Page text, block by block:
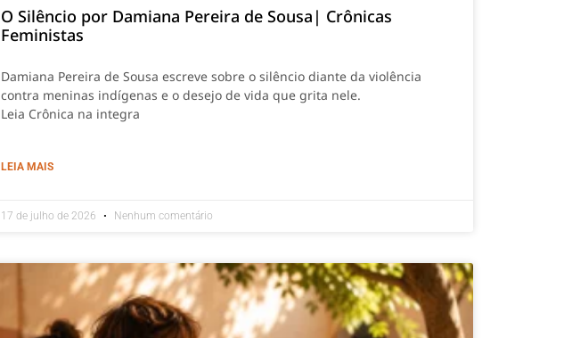
O Silêncio por Damiana Pereira de Sousa| Crônicas
Feministas
Damiana Pereira de Sousa escreve sobre o silêncio diante da violência
contra meninas indígenas e o desejo de vida que grita nele.
Leia Crônica na integra
LEIA MAIS
17 de julho de 2026 Nenhum comentário